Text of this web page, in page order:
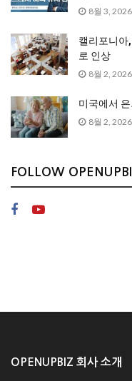
8월 3, 2026
캘리포니아
로 인상
8월 2, 2026
미국에서
8월 2, 2026
FOLLOW
OPENUPBIZ 회사 소개